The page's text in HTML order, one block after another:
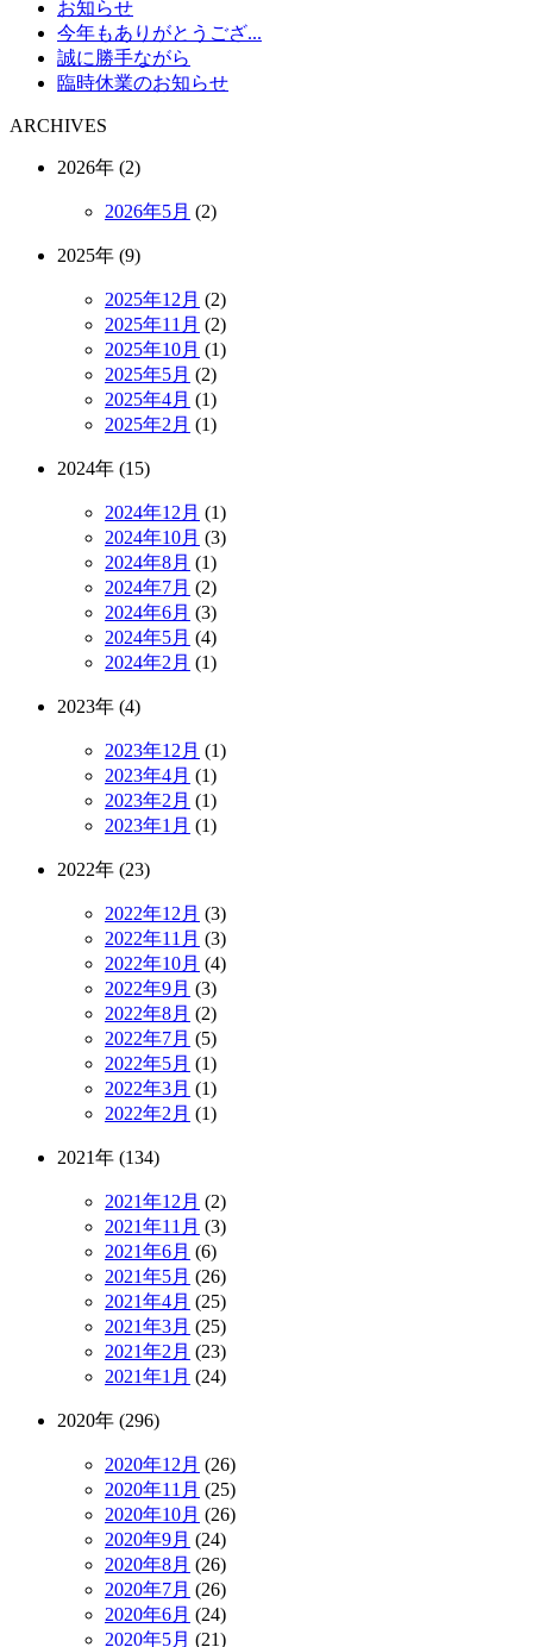
お知らせ
今年もありがとうござ...
誠に勝手ながら
臨時休業のお知らせ
ARCHIVES
2026年 (2)
2026年5月 (2)
2025年 (9)
2025年12月 (2)
2025年11月 (2)
2025年10月 (1)
2025年5月 (2)
2025年4月 (1)
2025年2月 (1)
2024年 (15)
2024年12月 (1)
2024年10月 (3)
2024年8月 (1)
2024年7月 (2)
2024年6月 (3)
2024年5月 (4)
2024年2月 (1)
2023年 (4)
2023年12月 (1)
2023年4月 (1)
2023年2月 (1)
2023年1月 (1)
2022年 (23)
2022年12月 (3)
2022年11月 (3)
2022年10月 (4)
2022年9月 (3)
2022年8月 (2)
2022年7月 (5)
2022年5月 (1)
2022年3月 (1)
2022年2月 (1)
2021年 (134)
2021年12月 (2)
2021年11月 (3)
2021年6月 (6)
2021年5月 (26)
2021年4月 (25)
2021年3月 (25)
2021年2月 (23)
2021年1月 (24)
2020年 (296)
2020年12月 (26)
2020年11月 (25)
2020年10月 (26)
2020年9月 (24)
2020年8月 (26)
2020年7月 (26)
2020年6月 (24)
2020年5月 (21)